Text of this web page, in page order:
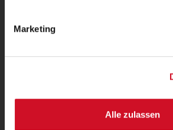
Marketing
Alle zulassen
Frequently Asked
Contact
stiegl.at